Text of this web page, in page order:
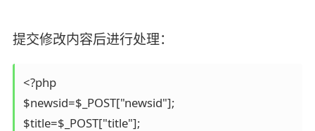
提交修改内容后进行处理：
<?php
$newsid=$_POST["newsid"];
$title=$_POST["title"];